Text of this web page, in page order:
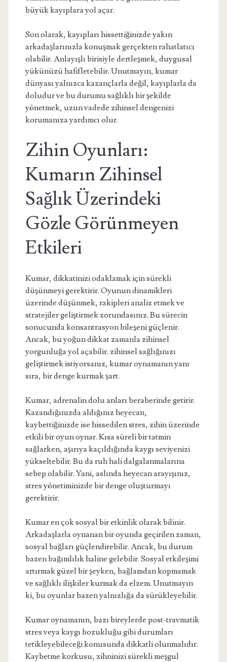
büyük kayıplara yol açar.
Son olarak, kayıpları hissettiğinizde yakın
arkadaşlarınızla konuşmak gerçekten rahatlatıcı
olabilir. Anlayışlı birisiyle dertleşmek, duygusal
yükünüzü hafifletebilir. Unutmayın, kumar
dünyası yalnızca kazançlarla değil, kayıplarla da
doludur ve bu durumu sağlıklı bir şekilde
yönetmek, uzun vadede zihinsel dengenizi
korumanıza yardımcı olur.
Zihin Oyunları:
Kumarın Zihinsel
Sağlık Üzerindeki
Gözle Görünmeyen
Etkileri
Kumar, dikkatinizi odaklamak için sürekli
düşünmeyi gerektirir. Oyunun dinamikleri
üzerinde düşünmek, rakipleri analiz etmek ve
stratejiler geliştirmek zorundasınız. Bu sürecin
sonucunda konsantrasyon bileşeni güçlenir.
Ancak, bu yoğun dikkat zamanla zihinsel
yorgunluğa yol açabilir. zihinsel sağlığınızı
geliştirmek istiyorsanız, kumar oynamanın yanı
sıra, bir denge kurmak şart.
Kumar, adrenalin dolu anları beraberinde getirir.
Kazandığınızda aldığınız heyecan,
kaybettiğinizde ise hissedilen stres, zihin üzerinde
etkili bir oyun oynar. Kısa süreli bir tatmin
sağlarken, aşırıya kaçıldığında kaygı seviyenizi
yükseltebilir. Bu da ruh hali dalgalanmalarına
sebep olabilir. Yani, aslında heyecan arayışınız,
stres yönetiminizde bir denge oluşturmayı
gerektirir.
Kumar en çok sosyal bir etkinlik olarak bilinir.
Arkadaşlarla oynanan bir oyunda geçirilen zaman,
sosyal bağları güçlendirebilir. Ancak, bu durum
bazen bağımlılık haline gelebilir. Sosyal etkileşimi
artırmak güzel bir şeyken, bağlamdan kopmamak
ve sağlıklı ilişkiler kurmak da elzem. Unutmayın
ki, bu oyunlar bazen yalnızlığa da sürükleyebilir.
Kumar oynamanın, bazı bireylerde post-travmatik
stres veya kaygı bozukluğu gibi durumları
tetikleyebileceği konusunda dikkatli olunmalıdır.
Kaybetme korkusu, zihninizi sürekli meşgul